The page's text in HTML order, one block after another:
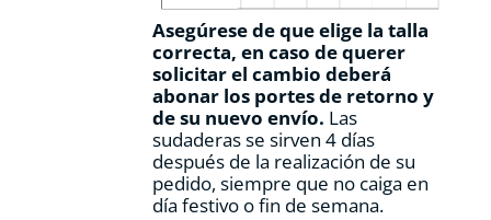
Asegúrese de que elige la talla
correcta, en caso de querer
solicitar el cambio deberá
abonar los portes de retorno y
de su nuevo envío. Las
sudaderas se sirven 4 días
después de la realización de su
pedido, siempre que no caiga en
día festivo o fin de semana.